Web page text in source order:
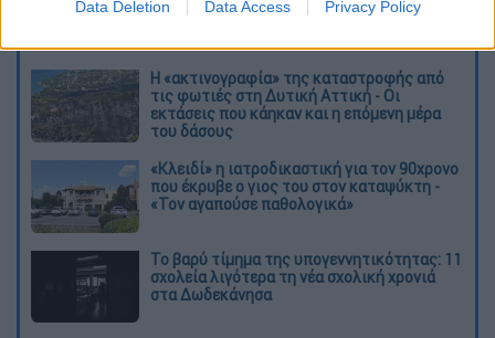
Data Deletion Data Access Privacy Policy
Η «ακτινογραφία» της καταστροφής από
τις φωτιές στη Δυτική Αττική - Οι
εκτάσεις που κάηκαν και η επόμενη μέρα
του δάσους
«Κλειδί» η ιατροδικαστική για τον 90χρονο
που έκρυβε ο γιος του στον καταψύκτη -
«Τον αγαπούσε παθολογικά»
Το βαρύ τίμημα της υπογεννητικότητας: 11
σχολεία λιγότερα τη νέα σχολική χρονιά
στα Δωδεκάνησα